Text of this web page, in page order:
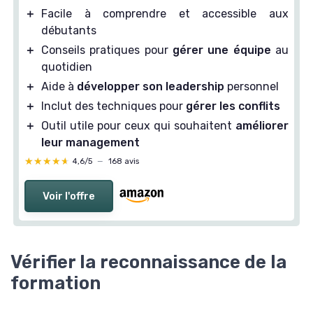
＋
Facile à comprendre et accessible aux
débutants
＋
Conseils pratiques pour gérer une équipe au
quotidien
＋ Aide à développer son leadership personnel
＋
Inclut des techniques pour gérer les conflits
＋
Outil utile pour ceux qui souhaitent améliorer
leur management
★★★★★
★★★★★ 4,6/5 — 168 avis
Voir l'offre
Vérifier la reconnaissance de la
formation